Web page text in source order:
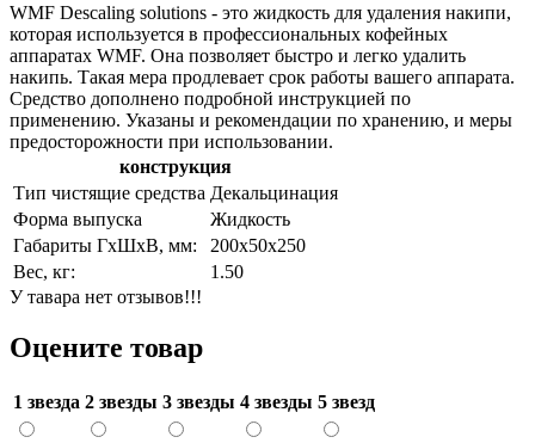
WMF Descaling solutions - это жидкость для удаления накипи,
которая используется в профессиональных кофейных
аппаратах WMF. Она позволяет быстро и легко удалить
накипь. Такая мера продлевает срок работы вашего аппарата.
Средство дополнено подробной инструкцией по
применению. Указаны и рекомендации по хранению, и меры
предосторожности при использовании.
конструкция
Тип чистящие средства Декальцинация
Форма выпуска
Жидкость
Габариты ГхШхВ, мм:
200х50х250
Вес, кг:
1.50
У тавара нет отзывов!!!
Оцените товар
1 звезда 2 звезды 3 звезды 4 звезды 5 звезд